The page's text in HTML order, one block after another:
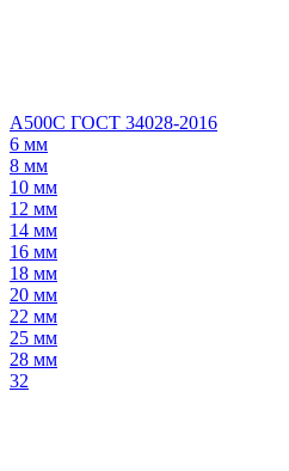
А500С ГОСТ 34028-2016
6 мм
8 мм
10 мм
12 мм
14 мм
16 мм
18 мм
20 мм
22 мм
25 мм
28 мм
32